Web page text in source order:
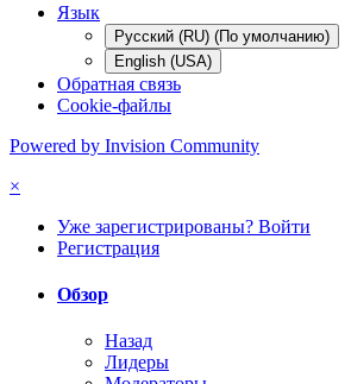
Язык
Русский (RU) (По умолчанию)
English (USA)
Обратная связь
Cookie-файлы
Powered by Invision Community
×
Уже зарегистрированы? Войти
Регистрация
Обзор
Назад
Лидеры